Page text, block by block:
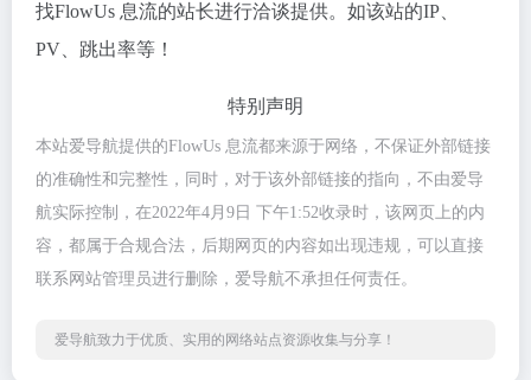
找FlowUs 息流的站长进行洽谈提供。如该站的IP、
PV、跳出率等！
特别声明
本站爱导航提供的FlowUs 息流都来源于网络，不保证外部链接
的准确性和完整性，同时，对于该外部链接的指向，不由爱导
航实际控制，在2022年4月9日 下午1:52收录时，该网页上的内
容，都属于合规合法，后期网页的内容如出现违规，可以直接
联系网站管理员进行删除，爱导航不承担任何责任。
爱导航致力于优质、实用的网络站点资源收集与分享！